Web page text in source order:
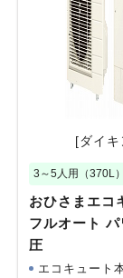
[ダイキ
3～5人用（370L）
おひさまエコ
フルオート
圧
エコキュート